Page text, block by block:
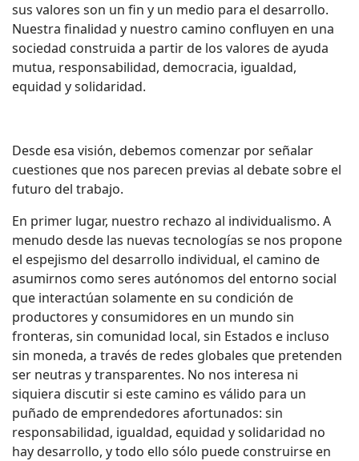
sus valores son un fin y un medio para el desarrollo.
Nuestra finalidad y nuestro camino confluyen en una
sociedad construida a partir de los valores de ayuda
mutua, responsabilidad, democracia, igualdad,
equidad y solidaridad.
Desde esa visión, debemos comenzar por señalar
cuestiones que nos parecen previas al debate sobre el
futuro del trabajo.
En primer lugar, nuestro rechazo al individualismo. A
menudo desde las nuevas tecnologías se nos propone
el espejismo del desarrollo individual, el camino de
asumirnos como seres autónomos del entorno social
que interactúan solamente en su condición de
productores y consumidores en un mundo sin
fronteras, sin comunidad local, sin Estados e incluso
sin moneda, a través de redes globales que pretenden
ser neutras y transparentes. No nos interesa ni
siquiera discutir si este camino es válido para un
puñado de emprendedores afortunados: sin
responsabilidad, igualdad, equidad y solidaridad no
hay desarrollo, y todo ello sólo puede construirse en